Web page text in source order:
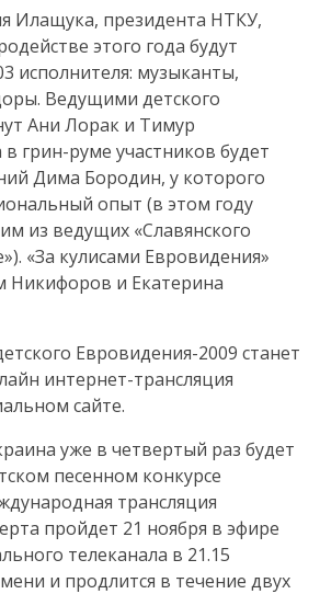
Илащука, президента НТКУ,
этого года будут
исполнителя: музыканты,
Ведущими детского
Ани Лорак и Тимур
в грин-руме участников будет
Дима Бородин, у которого
опыт (в этом году
из ведущих «Славянского
«За кулисами Евровидения»
Никифоров и Екатерина
Евровидения-2009 станет
интернет-трансляция
сайте.
уже в четвертый раз будет
песенном конкурсе
трансляция
пройдет 21 ноября в эфире
телеканала в 21.15
и продлится в течение двух